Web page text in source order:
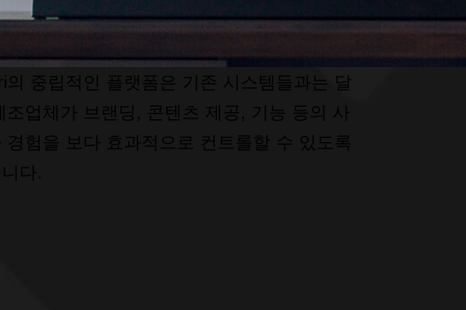
의 중립적인 플랫폼은 기존 시스템들과는 달
조업체가 브랜딩, 콘텐츠 제공, 기능 등의 사
경험을 보다 효과적으로 컨트롤할 수 있도록
다.